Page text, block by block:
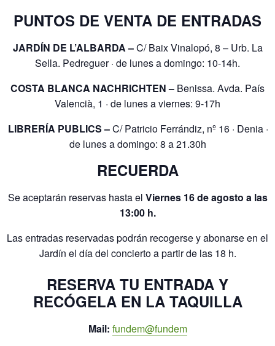
PUNTOS DE VENTA DE ENTRADAS
JARDÍN DE L’ALBARDA –C/ Baix Vinalopó, 8 – Urb. La
Sella. Pedreguer · de lunes a domingo: 10-14h.
COSTA BLANCA NACHRICHTEN – Benissa. Avda. País
Valencià, 1 · de lunes a viernes: 9-17h
LIBRERÍA PUBLICS –C/ Patricio Ferrándiz, nº 16 · Denia ·
de lunes a domingo: 8 a 21.30h
RECUERDA
Se aceptarán reservas hasta el Viernes 16 de agosto a las
13:00 h.
Las entradas reservadas podrán recogerse y abonarse en el
Jardín el día del concierto a partir de las 18 h.
RESERVA TU ENTRADA Y
RECÓGELA EN LA TAQUILLA
Mail: fundem@fundem